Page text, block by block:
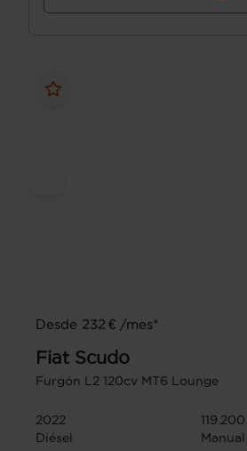
Desde 232 € /mes*
Fiat Scudo
Furgón L2 120cv MT6 Lounge
2022
Diésel
Manual